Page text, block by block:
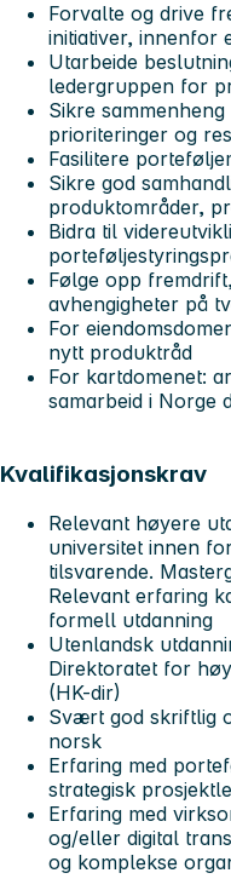
Forvalte og drive
initiativer, innenfor
Utarbeide
ledergruppen for
Sikre
prioriteringer og
Fasilitere
Sikre god
produktområder,
Bidra til
Følge opp
avhengigheter på
For
nytt produktråd
For kartdomenet:
samarbeid i Norge
Kvalifikasjonskrav
Relevant høyere
universitet innen
tilsvarende.
Relevant erfaring
formell utdanning
Utenlandsk
Direktoratet for
(HK-dir)
Svært god skriftlig
norsk
Erfaring med
strategisk
Erfaring med
og/eller digital
og komplekse